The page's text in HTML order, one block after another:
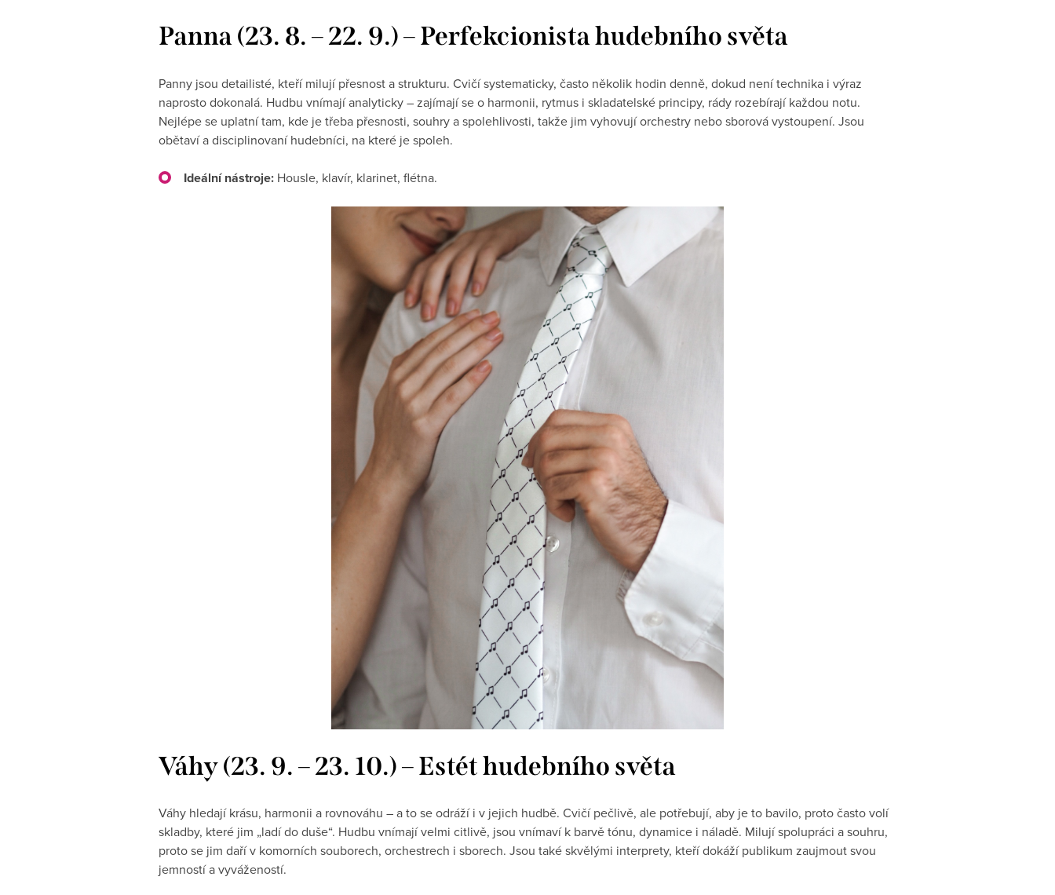
Panna (23. 8. – 22. 9.) – Perfekcionista hudebního světa
Panny jsou detailisté, kteří milují přesnost a strukturu. Cvičí systematicky, často několik hodin denně, dokud není technika i výraz
naprosto dokonalá. Hudbu vnímají analyticky – zajímají se o harmonii, rytmus i skladatelské principy, rády rozebírají každou notu.
Nejlépe se uplatní tam, kde je třeba přesnosti, souhry a spolehlivosti, takže jim vyhovují orchestry nebo sborová vystoupení. Jsou
obětaví a disciplinovaní hudebníci, na které je spoleh.
Ideální nástroje: Housle, klavír, klarinet, flétna.
Váhy (23. 9. – 23. 10.) – Estét hudebního světa
Váhy hledají krásu, harmonii a rovnováhu – a to se odráží i v jejich hudbě. Cvičí pečlivě, ale potřebují, aby je to bavilo, proto často volí
skladby, které jim „ladí do duše“. Hudbu vnímají velmi citlivě, jsou vnímaví k barvě tónu, dynamice i náladě. Milují spolupráci a souhru,
proto se jim daří v komorních souborech, orchestrech i sborech. Jsou také skvělými interprety, kteří dokáží publikum zaujmout svou
jemností a vyvážeností.